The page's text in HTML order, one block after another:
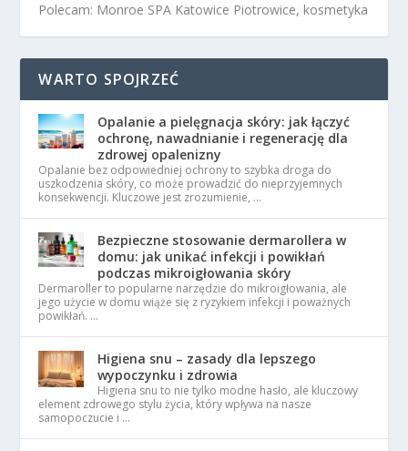
Polecam: Monroe SPA Katowice Piotrowice, kosmetyka
WARTO SPOJRZEĆ
Opalanie a pielęgnacja skóry: jak łączyć
ochronę, nawadnianie i regenerację dla
zdrowej opalenizny
Opalanie bez odpowiedniej ochrony to szybka droga do
uszkodzenia skóry, co może prowadzić do nieprzyjemnych
konsekwencji. Kluczowe jest zrozumienie, …
Bezpieczne stosowanie dermarollera w
domu: jak unikać infekcji i powikłań
podczas mikroigłowania skóry
Dermaroller to popularne narzędzie do mikroigłowania, ale
jego użycie w domu wiąże się z ryzykiem infekcji i poważnych
powikłań. …
Higiena snu – zasady dla lepszego
wypoczynku i zdrowia
Higiena snu to nie tylko modne hasło, ale kluczowy
element zdrowego stylu życia, który wpływa na nasze
samopoczucie i …